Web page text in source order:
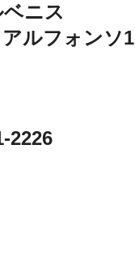
ニス
ルフォンソ
2226